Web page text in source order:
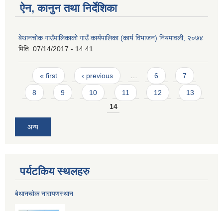
ऐन, कानुन तथा निर्देशिका
बेथानचोक गाउँपालिकाको गाउँ कार्यपालिका (कार्य विभाजन) नियमावली, २०७४
मिति: 07/14/2017 - 14:41
Pages
« first ‹ previous … 6 7
8 9 10 11 12
13
14
अन्य
पर्यटकिय स्थलहरु
बेथानचोक नारायणस्थान